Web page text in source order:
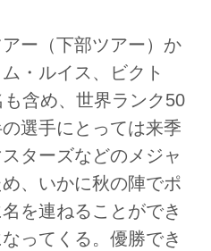
ー（下部ツアー）か
・ルイス、ビクト
含め、世界ランク50
選手にとっては来季
ターズなどのメジャ
、いかに秋の陣でポ
を連ねることができ
ってくる。優勝でき